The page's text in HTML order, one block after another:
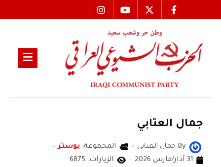
جمال العتابي
By جمال العتابي المجموعة: بوستر
31 آذار/مارس 2026
الزيارات: 6875